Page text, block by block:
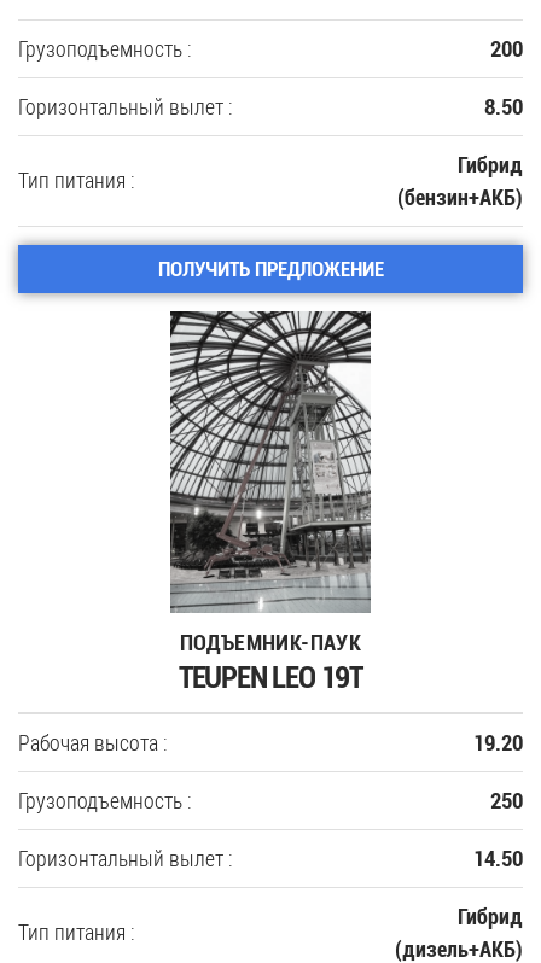
Грузоподъемность : 200
Горизонтальный вылет : 8.50
Тип питания :
Гибрид
(бензин+АКБ)
ПОЛУЧИТЬ ПРЕДЛОЖЕНИЕ
ПОДЪЕМНИК-ПАУК
TEUPEN LEO 19T
Рабочая высота : 19.20
Грузоподъемность : 250
Горизонтальный вылет : 14.50
Тип питания :
Гибрид
(дизель+АКБ)